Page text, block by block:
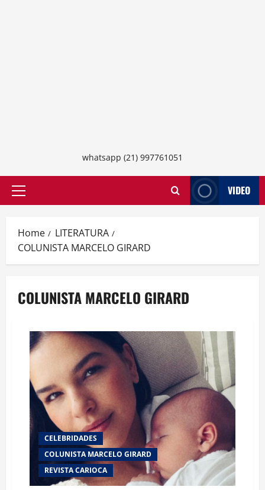
whatsapp (21) 997761051
Primary
VIDEO
Home
LITERATURA
COLUNISTA MARCELO GIRARD
COLUNISTA MARCELO GIRARD
CELEBRIDADES
COLUNISTA MARCELO GIRARD
REVISTA CARIOCA